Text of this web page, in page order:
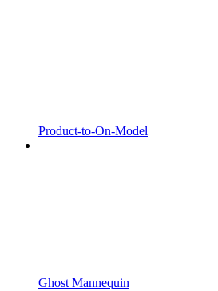
Product-to-On-Model
Ghost Mannequin